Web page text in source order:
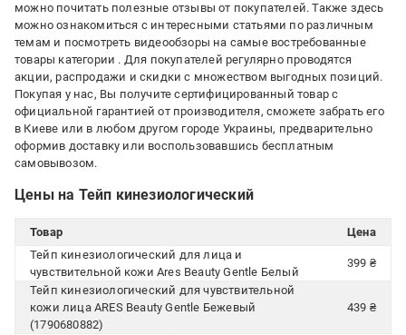
можно почитать полезные отзывы от покупателей. Также здесь
можно ознакомиться с интересными статьями по различным
темам и посмотреть видеообзоры на самые востребованные
товары категории . Для покупателей регулярно проводятся
акции, распродажи и скидки с множеством выгодных позиций.
Покупая у нас, Вы получите сертифицированный товар с
официальной гарантией от производителя, сможете забрать его
в Киеве или в любом другом городе Украины, предварительно
оформив доставку или воспользовавшись бесплатным
самовывозом.
Цены на Тейп кинезиологический
Товар
Цена
Тейп кинезиологический для лица и
чувствительной кожи Ares Beauty Gentle Белый
399 ₴
Тейп кинезиологический для чувствительной
кожи лица ARES Beauty Gentle Бежевый
(1790680882)
439 ₴